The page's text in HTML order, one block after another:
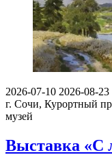
2026-07-10 2026-08-23
г. Сочи, Курортный
музей
Выставка «С